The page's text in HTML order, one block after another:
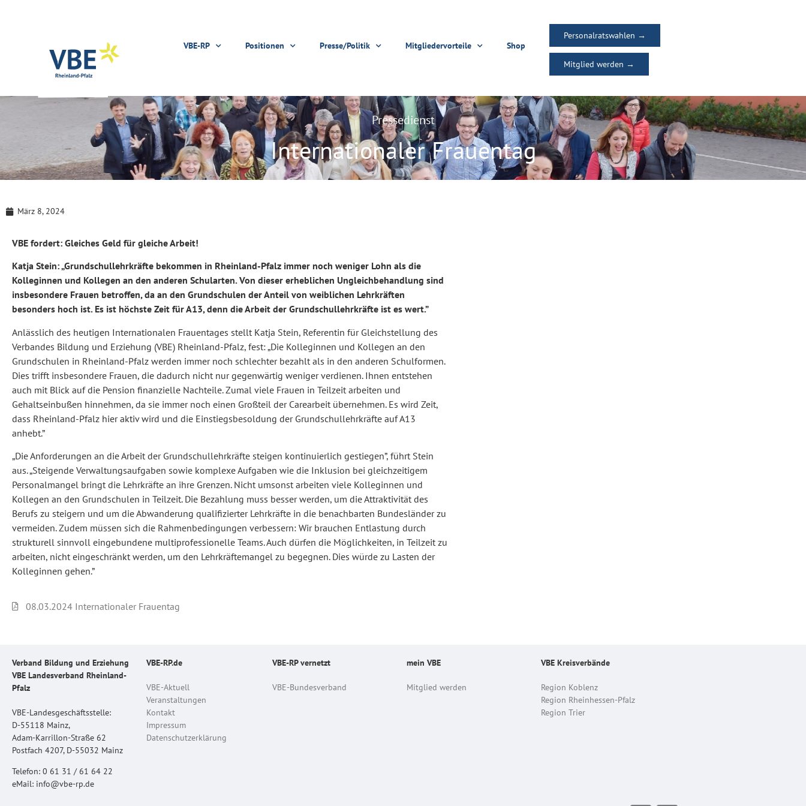
VBE-RP Positionen Presse/Politik Mitgliedervorteile Shop
Personalratswahlen →
Mitglied werden →
Pressedienst
Internationaler Frauentag
März 8, 2024
VBE fordert: Gleiches Geld für gleiche Arbeit!
Katja Stein: „Grundschullehrkräfte bekommen in Rheinland-Pfalz immer noch weniger Lohn als die
Kolleginnen und Kollegen an den anderen Schularten. Von dieser erheblichen Ungleichbehandlung sind
insbesondere Frauen betroffen, da an den Grundschulen der Anteil von weiblichen Lehrkräften
besonders hoch ist. Es ist höchste Zeit für A13, denn die Arbeit der Grundschullehrkräfte ist es wert.”
Anlässlich des heutigen Internationalen Frauentages stellt Katja Stein, Referentin für Gleichstellung des
Verbandes Bildung und Erziehung (VBE) Rheinland-Pfalz, fest: „Die Kolleginnen und Kollegen an den
Grundschulen in Rheinland-Pfalz werden immer noch schlechter bezahlt als in den anderen Schulformen.
Dies trifft insbesondere Frauen, die dadurch nicht nur gegenwärtig weniger verdienen. Ihnen entstehen
auch mit Blick auf die Pension finanzielle Nachteile. Zumal viele Frauen in Teilzeit arbeiten und
Gehaltseinbußen hinnehmen, da sie immer noch einen Großteil der Carearbeit übernehmen. Es wird Zeit,
dass Rheinland-Pfalz hier aktiv wird und die Einstiegsbesoldung der Grundschullehrkräfte auf A13
anhebt.”
„Die Anforderungen an die Arbeit der Grundschullehrkräfte steigen kontinuierlich gestiegen”, führt Stein
aus. „Steigende Verwaltungsaufgaben sowie komplexe Aufgaben wie die Inklusion bei gleichzeitigem
Personalmangel bringt die Lehrkräfte an ihre Grenzen. Nicht umsonst arbeiten viele Kolleginnen und
Kollegen an den Grundschulen in Teilzeit. Die Bezahlung muss besser werden, um die Attraktivität des
Berufs zu steigern und um die Abwanderung qualifizierter Lehrkräfte in die benachbarten Bundesländer zu
vermeiden. Zudem müssen sich die Rahmenbedingungen verbessern: Wir brauchen Entlastung durch
strukturell sinnvoll eingebundene multiprofessionelle Teams. Auch dürfen die Möglichkeiten, in Teilzeit zu
arbeiten, nicht eingeschränkt werden, um den Lehrkräftemangel zu begegnen. Dies würde zu Lasten der
Kolleginnen gehen.”
08.03.2024 Internationaler Frauentag
Verband Bildung und Erziehung
VBE Landesverband Rheinland-
Pfalz
VBE-Landesgeschäftsstelle:
D-55118 Mainz,
Adam-Karrillon-Straße 62
Postfach 4207, D-55032 Mainz
Telefon: 0 61 31 / 61 64 22
eMail: info@vbe-rp.de
VBE-RP.de
VBE-Aktuell
Veranstaltungen
Kontakt
Impressum
Datenschutzerklärung
VBE-RP vernetzt
VBE-Bundesverband
mein VBE
Mitglied werden
VBE Kreisverbände
Region Koblenz
Region Rheinhessen-Pfalz
Region Trier